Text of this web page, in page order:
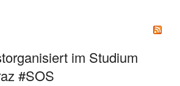
im Studium
#SOS